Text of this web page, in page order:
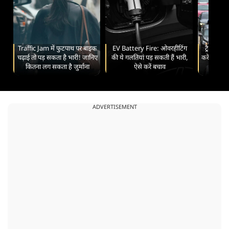
Traffic Jam में फुटपाथ पर बाइक
चढ़ाई तो पड़ सकता है भारी! जानिए
कितना लग सकता है जुर्माना
EV Battery Fire: ओवरहीटिंग
की ये गलतियां पड़ सकती हैं भारी,
ऐसे करें बचाव
ट्रैफिक
करें ये
ADVERTISEMENT